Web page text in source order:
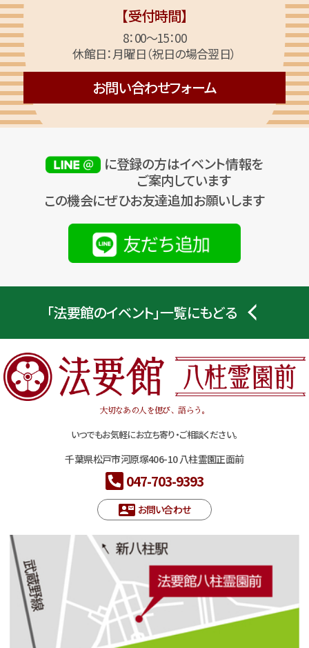
【受付時間】
8：00～15：00
休館日：月曜日（祝日の場合翌日）
お問い合わせフォーム
に登録の方はイベント情報を
ご案内しています
この機会にぜひお友達追加お願いします
「法要館のイベント」一覧にもどる
大切なあの人を偲び、語らう。
いつでもお気軽にお立ち寄り・ご相談ください。
千葉県松戸市河原塚406-10 八柱霊園正面前
047-703-9393
お問い合わせ